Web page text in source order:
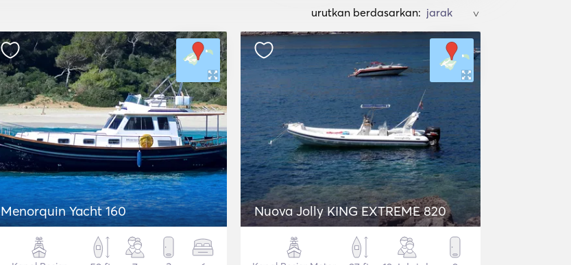
urutkan berdasarkan: >
Menorquin Yacht 160 Nuova Jolly KING EXTREME 820